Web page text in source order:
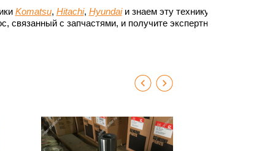
Komatsu, Hitachi, Hyundaiи знаем эту технику до
с запчастями, и получите экспертный